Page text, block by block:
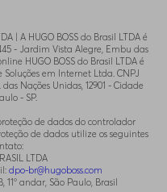
| A HUGO BOSS do Brasil LTDA é
- Jardim Vista Alegre, Embu das
HUGO BOSS do Brasil LTDA é
em Internet Ltda. CNPJ
das Nações Unidas, 12901 - Cidade
- SP.
de dados do controlador
de dados utilize os seguintes
LTDA
dpo-br@hugoboss.com
11° andar, São Paulo, Brasil